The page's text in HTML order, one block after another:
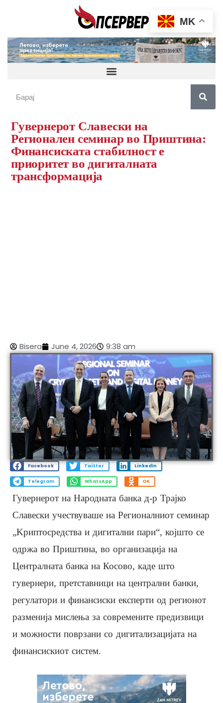
Гувернерот Славески на
Регионален семинар во Приштина:
Финансиската стабилност е
приоритет во дигиталната
трансформација
Bisera June 4, 2026 9:38 am
Facebook Twitter LinkedIn
Telegram WhatsApp OK
Гувернерот на Народната банка д-р Трајко
Славески учествуваше на Регионалниот семинар
„Kриптосредства и дигитални пари“, којшто се
одржа во Приштина, во организација на
Централната банка на Косово, каде што
гувернери, претставници на централни банки,
регулатори и финансиски експерти од регионот
разменија мислења за современите предизвици
и можности поврзани со дигитализацијата на
финансискиот систем.
MK